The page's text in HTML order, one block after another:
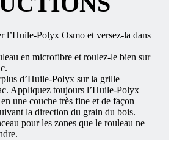
l’Huile-Polyx Osmo et versez-la dans
en microfibre et roulez-le bien sur
d’Huile-Polyx sur la grille
Appliquez toujours l’Huile-Polyx
une couche très fine et de façon
la direction du grain du bois.
pour les zones que le rouleau ne